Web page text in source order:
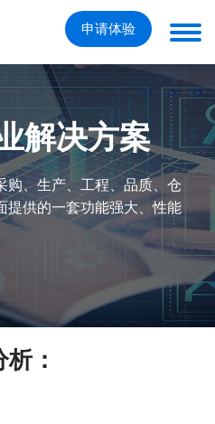
申请体验
解决方案
购、生产、工程、品质、仓
提供的一套功能强大、性能
：